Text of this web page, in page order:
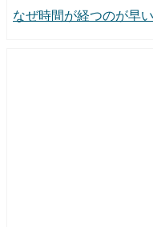
なぜ時間が経つのが早